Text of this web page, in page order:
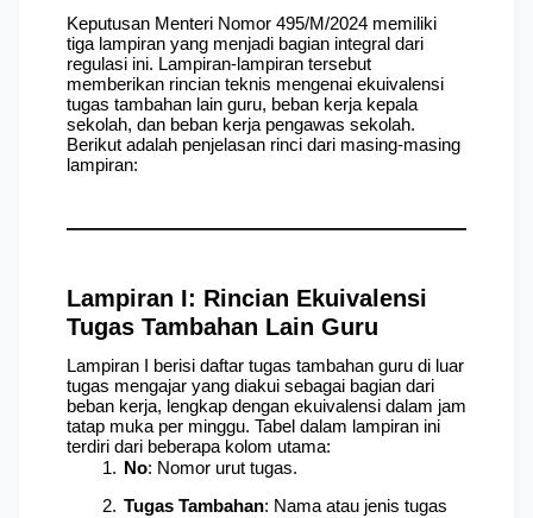
Keputusan Menteri Nomor 495/M/2024 memiliki
tiga lampiran yang menjadi bagian integral dari
regulasi ini. Lampiran-lampiran tersebut
memberikan rincian teknis mengenai ekuivalensi
tugas tambahan lain guru, beban kerja kepala
sekolah, dan beban kerja pengawas sekolah.
Berikut adalah penjelasan rinci dari masing-masing
lampiran:
Lampiran I: Rincian Ekuivalensi
Tugas Tambahan Lain Guru
Lampiran I berisi daftar tugas tambahan guru di luar
tugas mengajar yang diakui sebagai bagian dari
beban kerja, lengkap dengan ekuivalensi dalam jam
tatap muka per minggu. Tabel dalam lampiran ini
terdiri dari beberapa kolom utama:
No: Nomor urut tugas.
Tugas Tambahan: Nama atau jenis tugas